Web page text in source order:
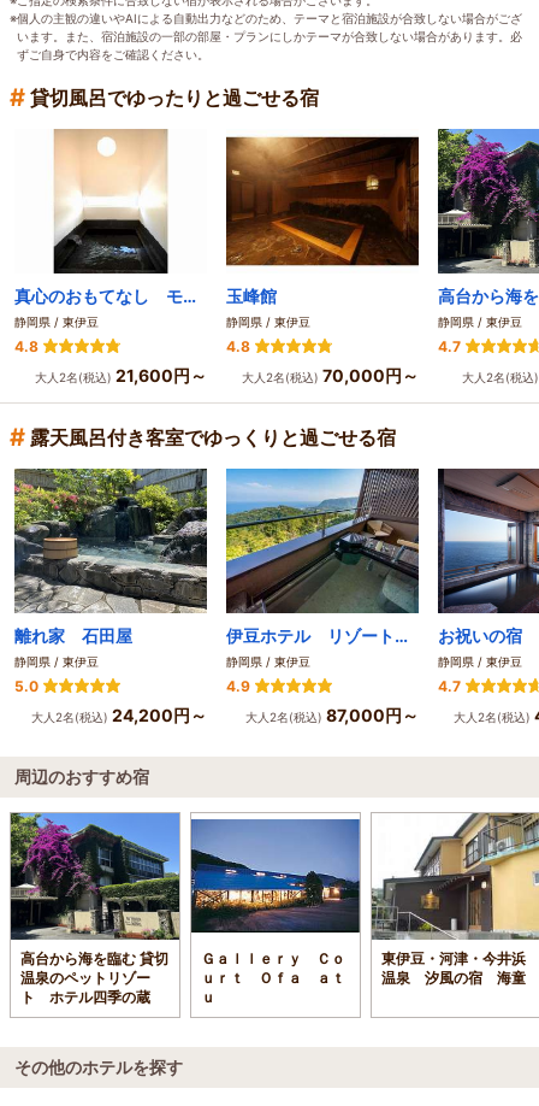
※個人の主観の違いやAIによる自動出力などのため、テーマと宿泊施設が合致しない場合がござ
います。また、宿泊施設の一部の部屋・プランにしかテーマが合致しない場合があります。必
ずご自身で内容をご確認ください。
# 貸切風呂でゆったりと過ごせる宿
真心のおもてなし モダン宿坊 禅の湯
静岡県 / 東伊豆
4.8
大人2名(税込) 21,600円～
玉峰館
静岡県 / 東伊豆
4.8
大人2名(税込) 70,000円～
静岡県 / 東伊豆
4.7
大人2名(税
# 露天風呂付き客室でゆっくりと過ごせる宿
離れ家 石田屋
静岡県 / 東伊豆
5.0
大人2名(税込) 24,200円～
伊豆ホテル リゾート＆スパ
静岡県 / 東伊豆
4.9
大人2名(税込) 87,000円～
静岡県 / 東伊豆
4.7
大人2名(税込)
周辺のおすすめ宿
高台から海を臨む 貸切
温泉のペットリゾー
ト ホテル四季の蔵
Ｇａｌｌｅｒｙ Ｃｏ
ｕｒｔ Ｏｆａ ａｔ
ｕ
東伊豆・河津・今井浜
温泉 汐風の宿 海童
その他のホテルを探す